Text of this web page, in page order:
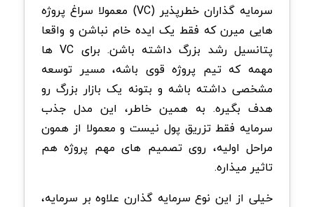
سرمایه گذاران خطرپذیر (VC) معمولا سراغ پروژه
هایی میرن که فقط یک ایده خام نباشن و واقعا
پتانسیل رشد بزرگ داشته باشن. برای VC ها
مهمه که تیم پروژه قوی باشه، مسیر توسعه
مشخصی داشته باشه و بتونه یک بازار بزرگ رو
هدف بگیره. به همین خاطر، این مدل جذب
سرمایه فقط تزریق پول نیست و معمولا از همون
مراحل اولیه، روی تصمیم های مهم پروژه هم
تاثیر میذاره.
خیلی از این نوع سرمایه گذارن علاوه بر سرمایه،